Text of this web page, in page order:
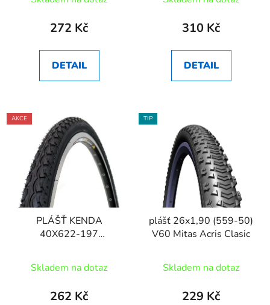
272 Kč
DETAIL
310 Kč
DETAIL
AKCE
PLÁŠŤ KENDA
40X622-197
Skladem na dotaz
262 Kč
TIP
plášť 26x1,90 (559-50)
V60 Mitas Acris Clasic
Skladem na dotaz
229 Kč